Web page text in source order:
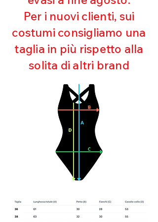
Ultra cloro resistente
Mantenimento della forma
Perfetta vestibilità
Asciugatura rapida
Bielastico
Per i nuovi clienti, sui
costumi consigliamo una
taglia in più rispetto alla
solita di altri brand